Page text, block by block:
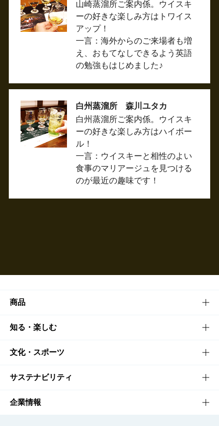
山崎蒸溜所ご案内係。ウイスキ
ーの好きな楽しみ方はトワイス
アップ！
一言：海外からのご来場者も増
え、おもてなしできるよう英語
の勉強もはじめました♪
白州蒸溜所 森川ユタカ
白州蒸溜所ご案内係。ウイスキ
ーの好きな楽しみ方はハイボー
ル！
一言：ウイスキーと相性のよい
食事のマリアージュを見つける
のが最近の趣味です！
商品
商品TOP
商品一覧
商品発売情報
栄養成分一覧
知る・楽しむ
知る・楽しむTOP
キャンペーン
工場見学
文化・スポーツ
文化・スポーツTOP
サントリーホール
サステナビリティ
サステナビリティTOP
企業情報